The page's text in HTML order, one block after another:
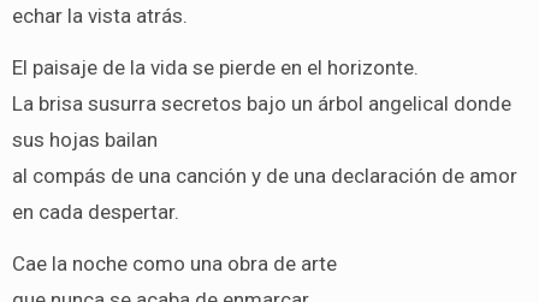
echar la vista atrás.
El paisaje de la vida se pierde en el horizonte.
La brisa susurra secretos bajo un árbol angelical donde
sus hojas bailan
al compás de una canción y de una declaración de amor
en cada despertar.
Cae la noche como una obra de arte